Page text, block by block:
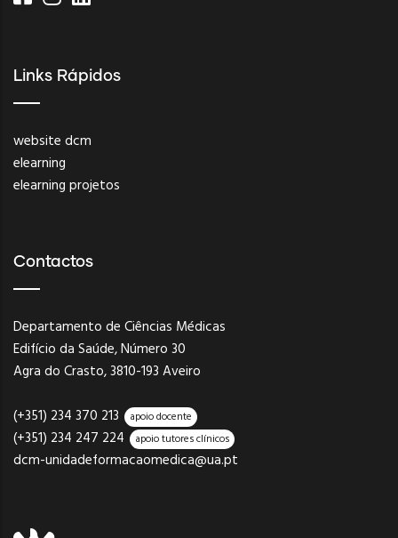
Links Rápidos
website dcm
elearning
elearning projetos
Contactos
Departamento de Ciências Médicas
Edifício da Saúde, Número 30
Agra do Crasto, 3810-193 Aveiro
(+351) 234 370 213 apoio docente
(+351) 234 247 224 apoio tutores clínicos
dcm-unidadeformacaomedica@ua.pt